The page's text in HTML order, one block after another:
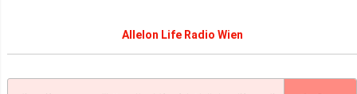
Allelon Life Radio Wien